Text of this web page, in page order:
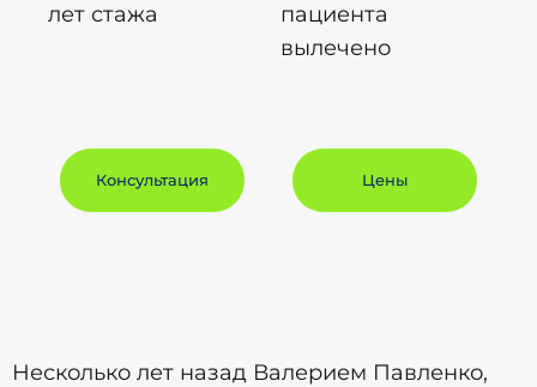
лет стажа
пациента
вылечено
Консультация Цены
Несколько лет назад Валерием Павленко,